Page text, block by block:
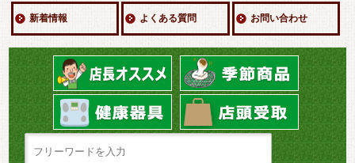
新着情報 よくある質問 お問い合わせ